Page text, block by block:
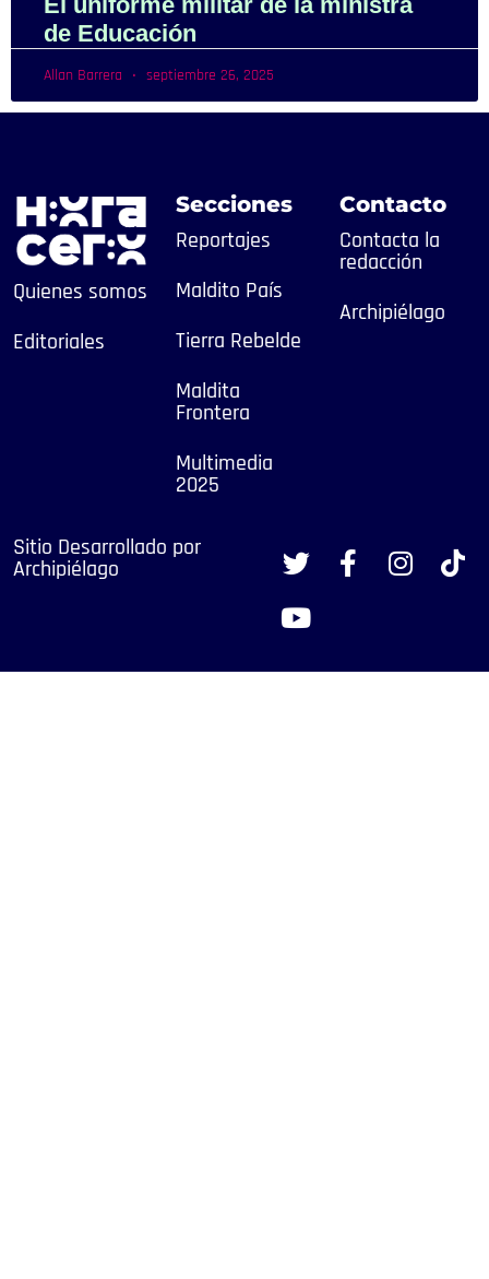
de Educación
Allan Barrera septiembre 26, 2025
Quienes somos
Editoriales
Secciones
Reportajes
Maldito País
Tierra Rebelde
Maldita
Frontera
Multimedia
2025
Contacto
Contacta la
redacción
Archipiélago
Sitio Desarrollado por
Archipiélago